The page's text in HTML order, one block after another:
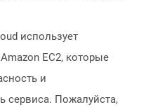
использует
EC2, которые
и
сервиса. Пожалуйста,